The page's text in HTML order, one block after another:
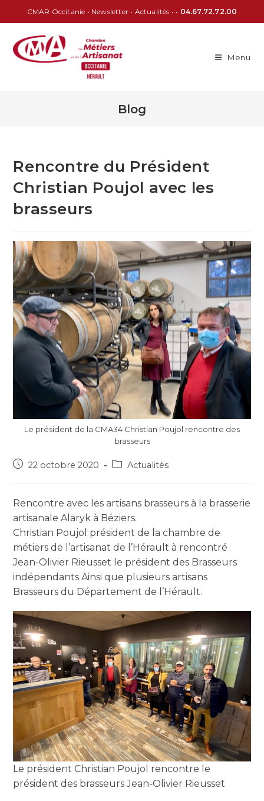
CMAR Occitanie • Newsletter • Actualités • • 04.67.72.72.00
Menu
Blog
Rencontre du Président
Christian Poujol avec les
brasseurs
Le président de la CMA34 Christian Poujol rencontre des
brasseurs
22 octobre 2020 Actualités
Rencontre avec les artisans brasseurs à la brasserie
artisanale Alaryk à Béziers.
Christian Poujol président de la chambre de
métiers de l’artisanat de l’Hérault à rencontré
Jean-Olivier Rieusset le président des Brasseurs
indépendants Ainsi que plusieurs artisans
Brasseurs du Département de l’Hérault.
Le président Christian Poujol rencontre le
président des brasseurs Jean-Olivier Rieusset